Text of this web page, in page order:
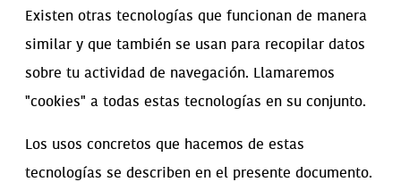
Existen otras tecnologías que funcionan de manera
similar y que también se usan para recopilar datos
sobre tu actividad de navegación. Llamaremos
"cookies" a todas estas tecnologías en su conjunto.
Los usos concretos que hacemos de estas
tecnologías se describen en el presente documento.